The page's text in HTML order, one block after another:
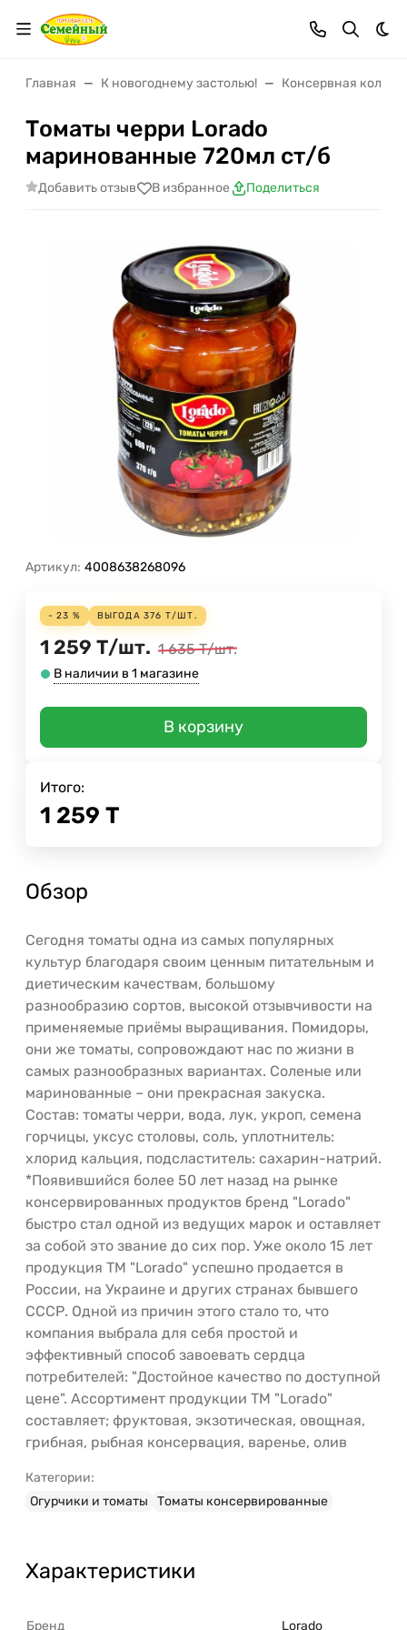
Главная К новогоднему застолью! Консервная
Томаты черри Lorado
маринованные 720мл ст/б
Добавить отзыв В избранное Поделиться
Артикул: 4008638268096
- 23 % ВЫГОДА 376 Т/ШТ.
1 259 Т/шт. 1 635 Т/шт.
В наличии в 1 магазине
В корзину
Итого:
1 259 Т
Обзор
Сегодня томаты одна из самых популярных
культур благодаря своим ценным питательным и
диетическим качествам, большому
разнообразию сортов, высокой отзывчивости на
применяемые приёмы выращивания. Помидоры,
они же томаты, сопровождают нас по жизни в
самых разнообразных вариантах. Соленые или
маринованные – они прекрасная закуска.
Состав: томаты черри, вода, лук, укроп, семена
горчицы, уксус столовы, соль, уплотнитель:
хлорид кальция, подсластитель: сахарин-натрий.
*Появившийся более 50 лет назад на рынке
консервированных продуктов бренд "Lorado"
быстро стал одной из ведущих марок и оставляет
за собой это звание до сих пор. Уже около 15 лет
продукция ТМ "Lorado" успешно продается в
России, на Украине и других странах бывшего
СССР. Одной из причин этого стало то, что
компания выбрала для себя простой и
эффективный способ завоевать сердца
потребителей: "Достойное качество по доступной
цене". Ассортимент продукции ТМ "Lorado"
составляет; фруктовая, экзотическая, овощная,
грибная, рыбная консервация, варенье, олив
Категории:
Огурчики и томаты
Томаты консервированные
Характеристики
Бренд Lorado